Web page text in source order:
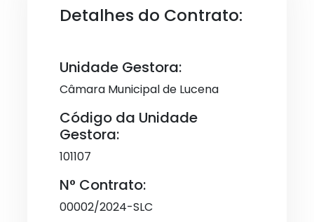
Detalhes do Contrato:
Unidade Gestora:
Câmara Municipal de Lucena
Código da Unidade
Gestora:
101107
N° Contrato:
00002/2024-SLC